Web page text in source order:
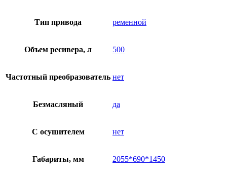
Тип привода ременной
Объем ресивера, л 500
Частотный преобразователь нет
Безмасляный да
C осушителем нет
Габариты, мм 2055*690*1450